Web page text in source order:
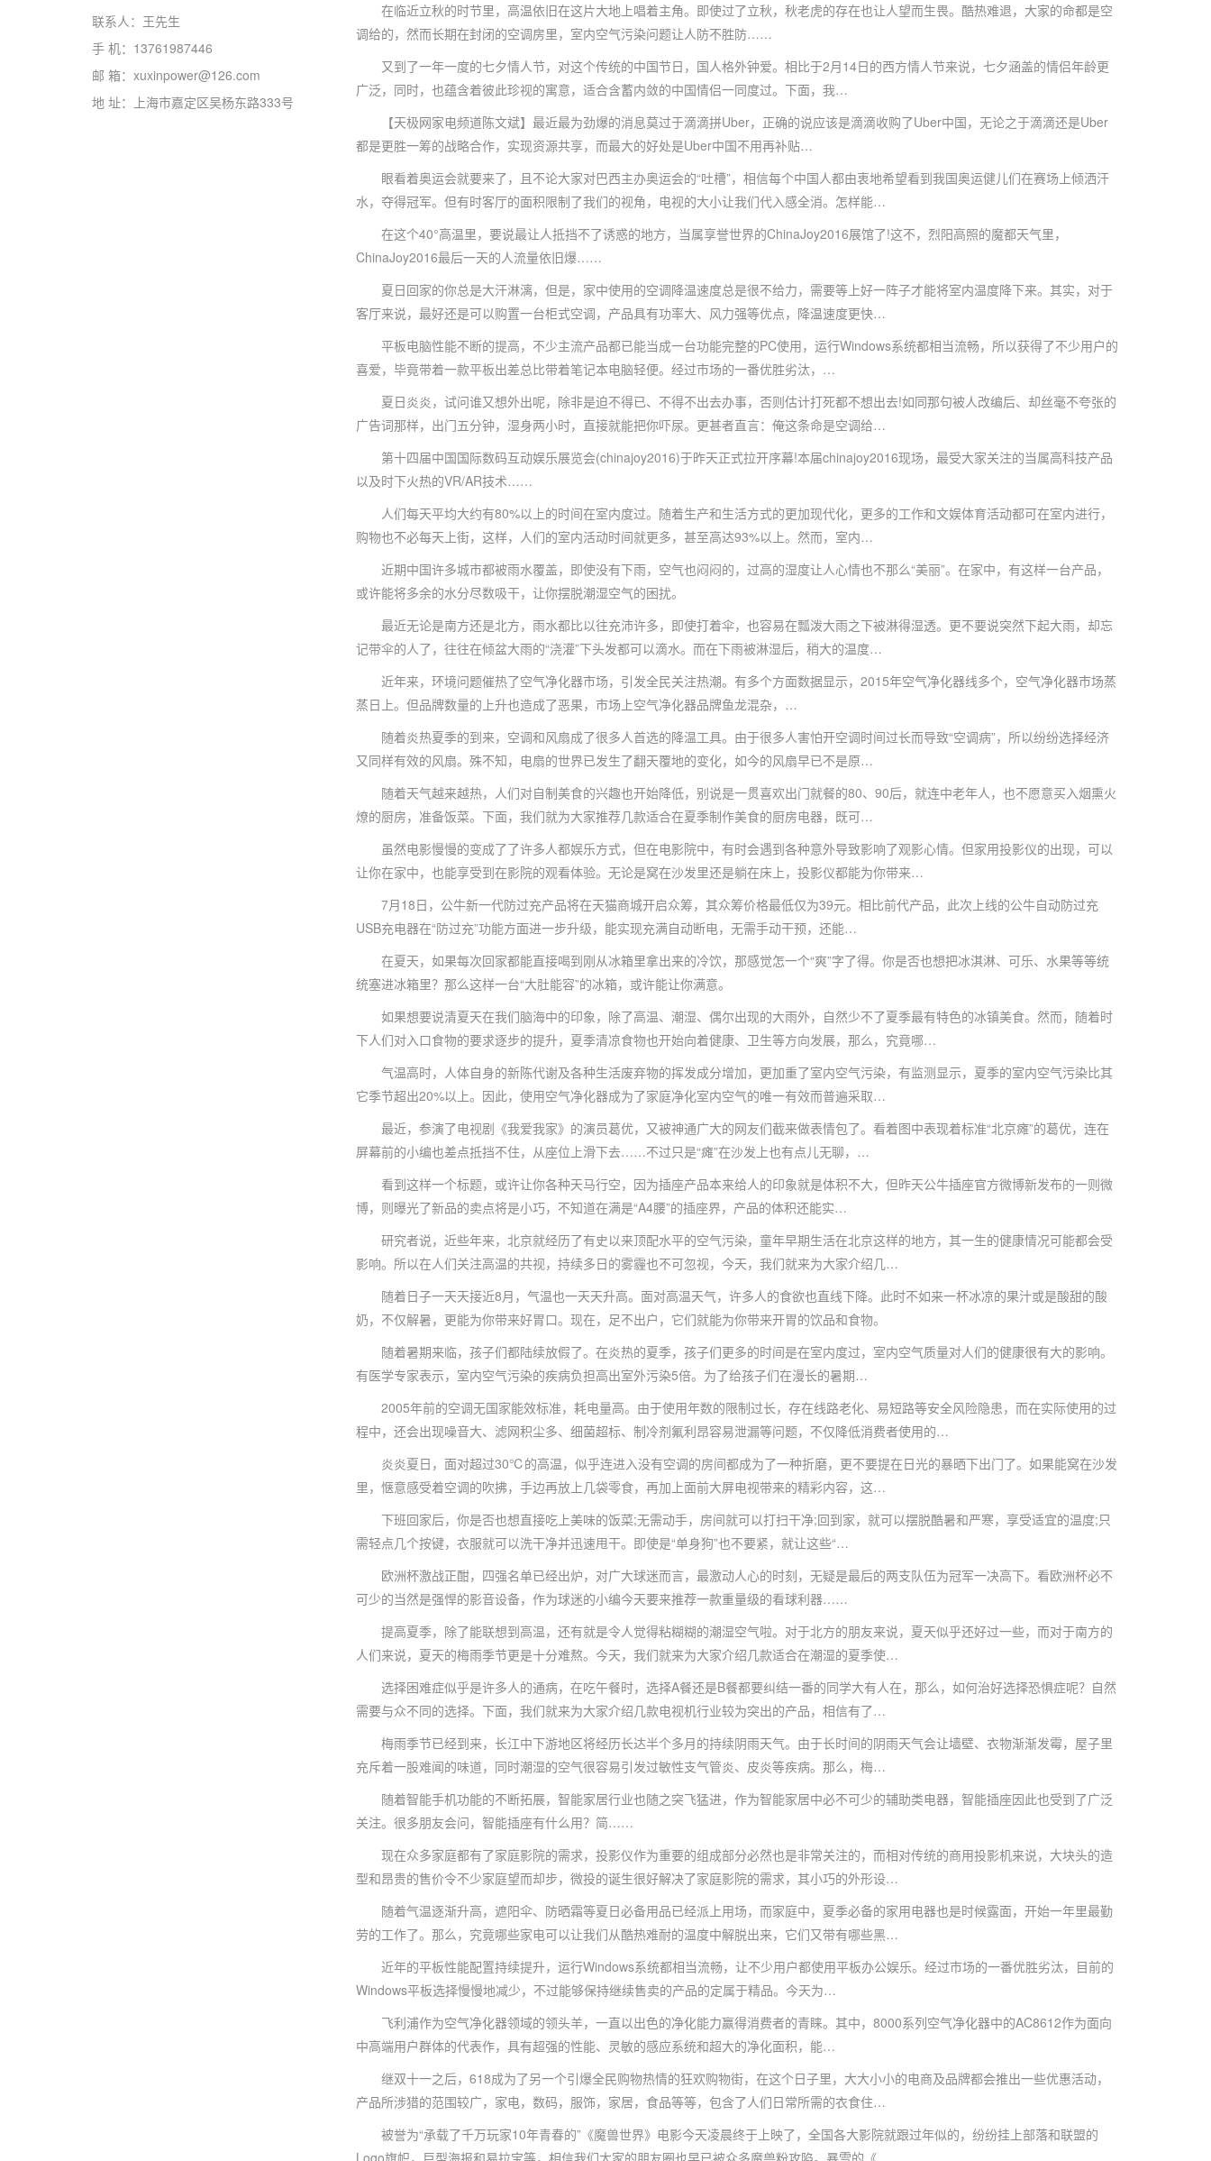
在临近立秋的时节里，高温依旧在这片大地上唱着主角。即使过了立秋，秋老虎的存在也让人望而生畏。酷热难退，大家的命都是空
调给的，然而长期在封闭的空调房里，室内空气污染问题让人防不胜防……
又到了一年一度的七夕情人节，对这个传统的中国节日，国人格外钟爱。相比于2月14日的西方情人节来说，七夕涵盖的情侣年龄更
广泛，同时，也蕴含着彼此珍视的寓意，适合含蓄内敛的中国情侣一同度过。下面，我…
【天极网家电频道陈文斌】最近最为劲爆的消息莫过于滴滴拼Uber，正确的说应该是滴滴收购了Uber中国，无论之于滴滴还是Uber
都是更胜一筹的战略合作，实现资源共享，而最大的好处是Uber中国不用再补贴…
眼看着奥运会就要来了，且不论大家对巴西主办奥运会的“吐槽”，相信每个中国人都由衷地希望看到我国奥运健儿们在赛场上倾洒汗
水，夺得冠军。但有时客厅的面积限制了我们的视角，电视的大小让我们代入感全消。怎样能…
在这个40°高温里，要说最让人抵挡不了诱惑的地方，当属享誉世界的ChinaJoy2016展馆了!这不，烈阳高照的魔都天气里，
ChinaJoy2016最后一天的人流量依旧爆……
夏日回家的你总是大汗淋漓，但是，家中使用的空调降温速度总是很不给力，需要等上好一阵子才能将室内温度降下来。其实，对于
客厅来说，最好还是可以购置一台柜式空调，产品具有功率大、风力强等优点，降温速度更快…
平板电脑性能不断的提高，不少主流产品都已能当成一台功能完整的PC使用，运行Windows系统都相当流畅，所以获得了不少用户的
喜爱，毕竟带着一款平板出差总比带着笔记本电脑轻便。经过市场的一番优胜劣汰，…
夏日炎炎，试问谁又想外出呢，除非是迫不得已、不得不出去办事，否则估计打死都不想出去!如同那句被人改编后、却丝毫不夸张的
广告词那样，出门五分钟，湿身两小时，直接就能把你吓尿。更甚者直言：俺这条命是空调给…
第十四届中国国际数码互动娱乐展览会(chinajoy2016)于昨天正式拉开序幕!本届chinajoy2016现场，最受大家关注的当属高科技产品
以及时下火热的VR/AR技术……
人们每天平均大约有80%以上的时间在室内度过。随着生产和生活方式的更加现代化，更多的工作和文娱体育活动都可在室内进行，
购物也不必每天上街，这样，人们的室内活动时间就更多，甚至高达93%以上。然而，室内…
近期中国许多城市都被雨水覆盖，即使没有下雨，空气也闷闷的，过高的湿度让人心情也不那么“美丽”。在家中，有这样一台产品，
或许能将多余的水分尽数吸干，让你摆脱潮湿空气的困扰。
最近无论是南方还是北方，雨水都比以往充沛许多，即使打着伞，也容易在瓢泼大雨之下被淋得湿透。更不要说突然下起大雨，却忘
记带伞的人了，往往在倾盆大雨的“浇灌”下头发都可以滴水。而在下雨被淋湿后，稍大的温度…
近年来，环境问题催热了空气净化器市场，引发全民关注热潮。有多个方面数据显示，2015年空气净化器线多个，空气净化器市场蒸
蒸日上。但品牌数量的上升也造成了恶果，市场上空气净化器品牌鱼龙混杂，…
随着炎热夏季的到来，空调和风扇成了很多人首选的降温工具。由于很多人害怕开空调时间过长而导致“空调病”，所以纷纷选择经济
又同样有效的风扇。殊不知，电扇的世界已发生了翻天覆地的变化，如今的风扇早已不是原…
随着天气越来越热，人们对自制美食的兴趣也开始降低，别说是一贯喜欢出门就餐的80、90后，就连中老年人，也不愿意买入烟熏火
燎的厨房，准备饭菜。下面，我们就为大家推荐几款适合在夏季制作美食的厨房电器，既可…
虽然电影慢慢的变成了了许多人都娱乐方式，但在电影院中，有时会遇到各种意外导致影响了观影心情。但家用投影仪的出现，可以
让你在家中，也能享受到在影院的观看体验。无论是窝在沙发里还是躺在床上，投影仪都能为你带来…
7月18日，公牛新一代防过充产品将在天猫商城开启众筹，其众筹价格最低仅为39元。相比前代产品，此次上线的公牛自动防过充
USB充电器在“防过充”功能方面进一步升级，能实现充满自动断电，无需手动干预，还能…
在夏天，如果每次回家都能直接喝到刚从冰箱里拿出来的冷饮，那感觉怎一个“爽”字了得。你是否也想把冰淇淋、可乐、水果等等统
统塞进冰箱里？那么这样一台“大肚能容”的冰箱，或许能让你满意。
如果想要说清夏天在我们脑海中的印象，除了高温、潮湿、偶尔出现的大雨外，自然少不了夏季最有特色的冰镇美食。然而，随着时
下人们对入口食物的要求逐步的提升，夏季清凉食物也开始向着健康、卫生等方向发展，那么，究竟哪…
气温高时，人体自身的新陈代谢及各种生活废弃物的挥发成分增加，更加重了室内空气污染，有监测显示，夏季的室内空气污染比其
它季节超出20%以上。因此，使用空气净化器成为了家庭净化室内空气的唯一有效而普遍采取…
最近，参演了电视剧《我爱我家》的演员葛优，又被神通广大的网友们截来做表情包了。看着图中表现着标准“北京瘫”的葛优，连在
屏幕前的小编也差点抵挡不住，从座位上滑下去……不过只是“瘫”在沙发上也有点儿无聊，…
看到这样一个标题，或许让你各种天马行空，因为插座产品本来给人的印象就是体积不大，但昨天公牛插座官方微博新发布的一则微
博，则曝光了新品的卖点将是小巧，不知道在满是“A4腰”的插座界，产品的体积还能实…
研究者说，近些年来，北京就经历了有史以来顶配水平的空气污染，童年早期生活在北京这样的地方，其一生的健康情况可能都会受
影响。所以在人们关注高温的共视，持续多日的雾霾也不可忽视，今天，我们就来为大家介绍几…
随着日子一天天接近8月，气温也一天天升高。面对高温天气，许多人的食欲也直线下降。此时不如来一杯冰凉的果汁或是酸甜的酸
奶，不仅解暑，更能为你带来好胃口。现在，足不出户，它们就能为你带来开胃的饮品和食物。
随着暑期来临，孩子们都陆续放假了。在炎热的夏季，孩子们更多的时间是在室内度过，室内空气质量对人们的健康很有大的影响。
有医学专家表示，室内空气污染的疾病负担高出室外污染5倍。为了给孩子们在漫长的暑期…
2005年前的空调无国家能效标准，耗电量高。由于使用年数的限制过长，存在线路老化、易短路等安全风险隐患，而在实际使用的过
程中，还会出现噪音大、滤网积尘多、细菌超标、制冷剂氟利昂容易泄漏等问题，不仅降低消费者使用的…
炎炎夏日，面对超过30℃的高温，似乎连进入没有空调的房间都成为了一种折磨，更不要提在日光的暴晒下出门了。如果能窝在沙发
里，惬意感受着空调的吹拂，手边再放上几袋零食，再加上面前大屏电视带来的精彩内容，这…
下班回家后，你是否也想直接吃上美味的饭菜;无需动手，房间就可以打扫干净;回到家，就可以摆脱酷暑和严寒，享受适宜的温度;只
需轻点几个按键，衣服就可以洗干净并迅速甩干。即使是“单身狗”也不要紧，就让这些“…
欧洲杯激战正酣，四强名单已经出炉，对广大球迷而言，最激动人心的时刻，无疑是最后的两支队伍为冠军一决高下。看欧洲杯必不
可少的当然是强悍的影音设备，作为球迷的小编今天要来推荐一款重量级的看球利器……
提高夏季，除了能联想到高温，还有就是令人觉得粘糊糊的潮湿空气啦。对于北方的朋友来说，夏天似乎还好过一些，而对于南方的
人们来说，夏天的梅雨季节更是十分难熬。今天，我们就来为大家介绍几款适合在潮湿的夏季使…
选择困难症似乎是许多人的通病，在吃午餐时，选择A餐还是B餐都要纠结一番的同学大有人在，那么，如何治好选择恐惧症呢？自然
需要与众不同的选择。下面，我们就来为大家介绍几款电视机行业较为突出的产品，相信有了…
梅雨季节已经到来，长江中下游地区将经历长达半个多月的持续阴雨天气。由于长时间的阴雨天气会让墙壁、衣物渐渐发霉，屋子里
充斥着一股难闻的味道，同时潮湿的空气很容易引发过敏性支气管炎、皮炎等疾病。那么，梅…
随着智能手机功能的不断拓展，智能家居行业也随之突飞猛进，作为智能家居中必不可少的辅助类电器，智能插座因此也受到了广泛
关注。很多朋友会问，智能插座有什么用？简……
现在众多家庭都有了家庭影院的需求，投影仪作为重要的组成部分必然也是非常关注的，而相对传统的商用投影机来说，大块头的造
型和昂贵的售价令不少家庭望而却步，微投的诞生很好解决了家庭影院的需求，其小巧的外形设…
随着气温逐渐升高，遮阳伞、防晒霜等夏日必备用品已经派上用场，而家庭中，夏季必备的家用电器也是时候露面，开始一年里最勤
劳的工作了。那么，究竟哪些家电可以让我们从酷热难耐的温度中解脱出来，它们又带有哪些黑…
近年的平板性能配置持续提升，运行Windows系统都相当流畅，让不少用户都使用平板办公娱乐。经过市场的一番优胜劣汰，目前的
Windows平板选择慢慢地减少，不过能够保持继续售卖的产品的定属于精品。今天为…
飞利浦作为空气净化器领域的领头羊，一直以出色的净化能力赢得消费者的青睐。其中，8000系列空气净化器中的AC8612作为面向
中高端用户群体的代表作，具有超强的性能、灵敏的感应系统和超大的净化面积，能…
继双十一之后，618成为了另一个引爆全民购物热情的狂欢购物街，在这个日子里，大大小小的电商及品牌都会推出一些优惠活动，
产品所涉猎的范围较广，家电，数码，服饰，家居，食品等等，包含了人们日常所需的衣食住…
被誉为“承载了千万玩家10年青春的”《魔兽世界》电影今天凌晨终于上映了，全国各大影院就跟过年似的，纷纷挂上部落和联盟的
Logo旗帜，巨型海报和易拉宝等，相信我们大家的朋友圈也早已被众多魔兽粉攻陷。暴雪的《…
联系人：王先生
手 机：13761987446
邮 箱：xuxinpower@126.com
地 址：上海市嘉定区吴杨东路333号